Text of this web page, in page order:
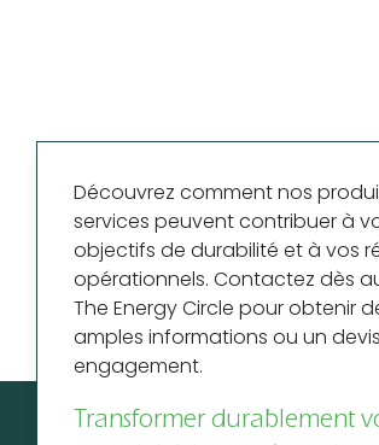
Découvrez comment nos
services peuvent contribuer à
objectifs de durabilité et à vos
opérationnels. Contactez dès
The Energy Circle pour obtenir
amples informations ou un
engagement.
Transformer durablement